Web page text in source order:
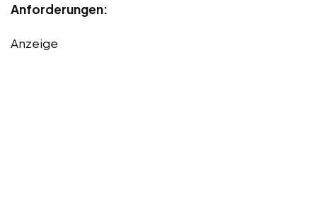
Anforderungen:
Anzeige